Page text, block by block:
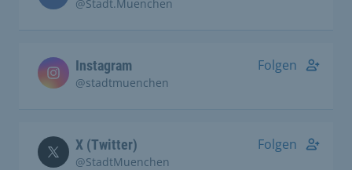
@Stadt.Muenchen
Instagram
@stadtmuenchen
Folgen
X (Twitter)
@StadtMuenchen
Folgen